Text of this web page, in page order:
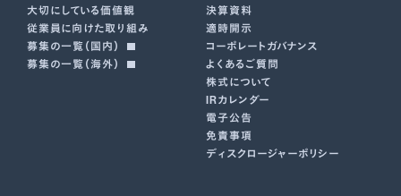
大切にしている価値観
従業員に向けた取り組み
募集の一覧（国内）
募集の一覧（海外）
決算資料
適時開示
コーポレートガバナンス
よくあるご質問
株式について
IRカレンダー
電子公告
免責事項
ディスクロージャーポリシー